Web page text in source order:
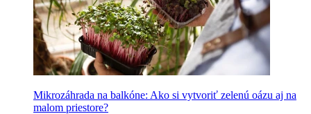
Mikrozáhrada na balkóne: Ako si vytvoriť zelenú oázu aj na
malom priestore?